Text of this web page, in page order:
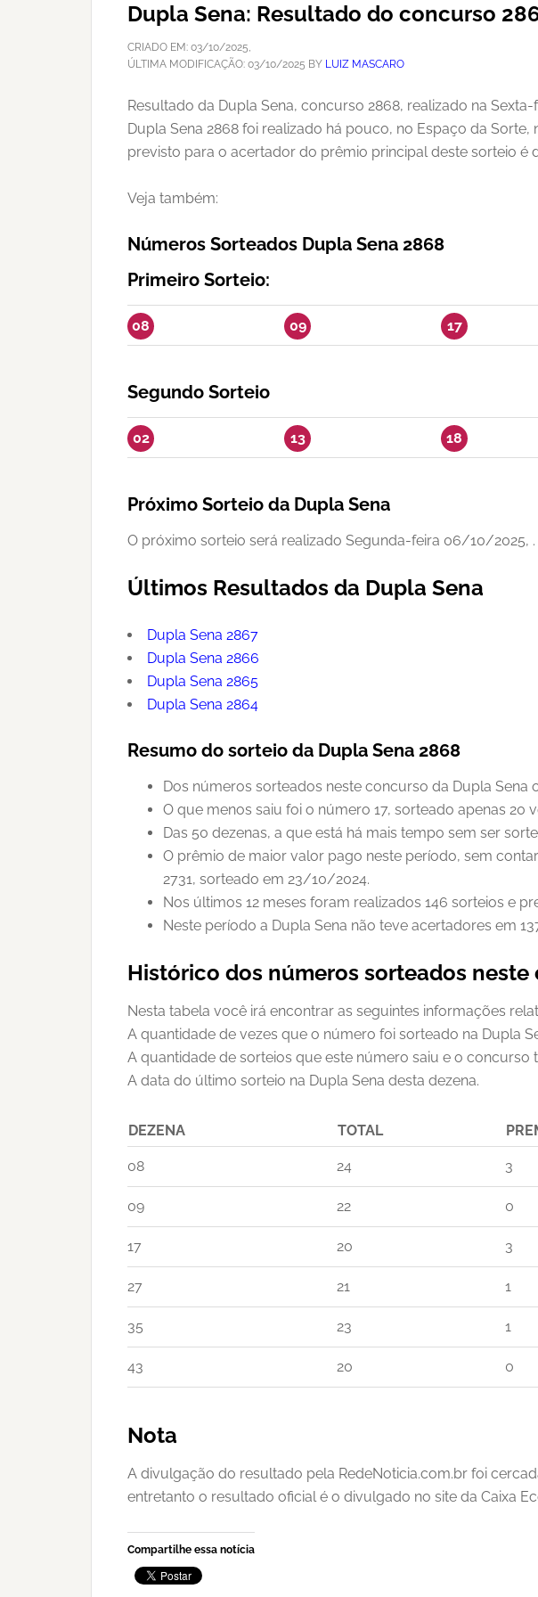
Dupla Sena: Resultado do concurso
CRIADO EM: 03/10/2025,
ÚLTIMA MODIFICAÇÃO: 03/10/2025 BY LUIZ MASCARO
Resultado da Dupla Sena, concurso 2868, realizado na
Dupla Sena 2868 foi realizado há pouco, no Espaço da
previsto para o acertador do prêmio principal deste sorteio é
Veja também:
Números Sorteados Dupla Sena 2868
Primeiro Sorteio:
08 09 17
Segundo Sorteio
02 13 18
Próximo Sorteio da Dupla Sena
O próximo sorteio será realizado Segunda-feira 06/10/2025, .
Últimos Resultados da Dupla Sena
Dupla Sena 2867
Dupla Sena 2866
Dupla Sena 2865
Dupla Sena 2864
Resumo do sorteio da Dupla Sena 2868
Dos números sorteados neste concurso da Dupla Sena
O que menos saiu foi o número 17, sorteado apenas 20
Das 50 dezenas, a que está há mais tempo sem ser
O prêmio de maior valor pago neste período, sem
2731, sorteado em 23/10/2024.
Nos últimos 12 meses foram realizados 146 sorteios e
Neste período a Dupla Sena não teve acertadores em
Histórico dos números sorteados neste
Nesta tabela você irá encontrar as seguintes informações
A quantidade de vezes que o número foi sorteado na Dupla
A quantidade de sorteios que este número saiu e o concurso
A data do último sorteio na Dupla Sena desta dezena.
DEZENA TOTAL
08 24 3
09 22 0
17 20 3
27 21 1
35 23 1
43 20 0
Nota
A divulgação do resultado pela RedeNoticia.com.br foi
entretanto o resultado oficial é o divulgado no site da Caixa
Compartilhe essa notícia